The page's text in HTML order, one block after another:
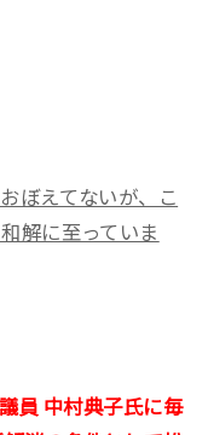
ぼえてないが、こ
解に至っていま
員 中村典子氏に毎